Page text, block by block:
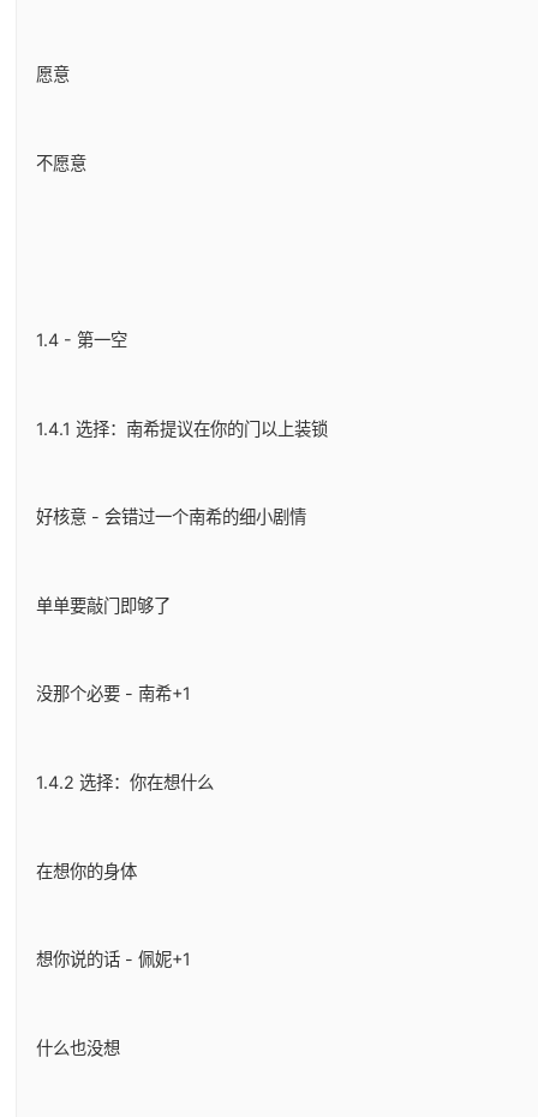
愿意
不愿意
1.4 - 第一空
1.4.1 选择：南希提议在你的门以上装锁
好核意 - 会错过一个南希的细小剧情
单单要敲门即够了
没那个必要 - 南希+1
1.4.2 选择：你在想什么
在想你的身体
想你说的话 - 佩妮+1
什么也没想